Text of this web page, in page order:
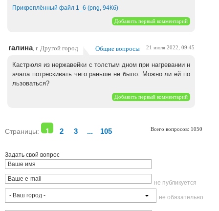
Прикреплённый файл 1_6 (png, 94Кб)
Добавить первый комментарий
галина, г. Другой город Общие вопросы 21 июля 2022, 09:45
Кастрюля из нержавейки с толстым дном при нагревании н
ачала потрескивать чего раньше не было. Можно ли ей по
льзоваться?
Добавить первый комментарий
Страницы: 1 2 3 ... 105 Всего вопросов: 1050
Задать свой вопрос
не публикуется
не обязательно